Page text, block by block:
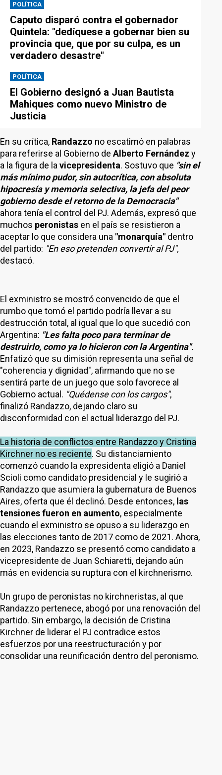
POLÍTICA
Caputo disparó contra el gobernador
Quintela: "dedíquese a gobernar bien su
provincia que, que por su culpa, es un
verdadero desastre"
POLÍTICA
El Gobierno designó a Juan Bautista
Mahiques como nuevo Ministro de
Justicia
En su crítica, Randazzo no escatimó en palabras
para referirse al Gobierno de Alberto Fernández y
a la figura de la vicepresidenta. Sostuvo que "sin el
más mínimo pudor, sin autocrítica, con absoluta
hipocresía y memoria selectiva, la jefa del peor
gobierno desde el retorno de la Democracia"
ahora tenía el control del PJ. Además, expresó que
muchos peronistas en el país se resistieron a
aceptar lo que considera una "monarquía" dentro
del partido: "En eso pretenden convertir al PJ",
destacó.
El exministro se mostró convencido de que el
rumbo que tomó el partido podría llevar a su
destrucción total, al igual que lo que sucedió con
Argentina: "Les falta poco para terminar de
destruirlo, como ya lo hicieron con la Argentina".
Enfatizó que su dimisión representa una señal de
"coherencia y dignidad", afirmando que no se
sentirá parte de un juego que solo favorece al
Gobierno actual. "Quédense con los cargos",
finalizó Randazzo, dejando claro su
disconformidad con el actual liderazgo del PJ.
La historia de conflictos entre Randazzo y Cristina
Kirchner no es reciente. Su distanciamiento
comenzó cuando la expresidenta eligió a Daniel
Scioli como candidato presidencial y le sugirió a
Randazzo que asumiera la gubernatura de Buenos
Aires, oferta que él declinó. Desde entonces, las
tensiones fueron en aumento, especialmente
cuando el exministro se opuso a su liderazgo en
las elecciones tanto de 2017 como de 2021. Ahora,
en 2023, Randazzo se presentó como candidato a
vicepresidente de Juan Schiaretti, dejando aún
más en evidencia su ruptura con el kirchnerismo.
Un grupo de peronistas no kirchneristas, al que
Randazzo pertenece, abogó por una renovación del
partido. Sin embargo, la decisión de Cristina
Kirchner de liderar el PJ contradice estos
esfuerzos por una reestructuración y por
consolidar una reunificación dentro del peronismo.